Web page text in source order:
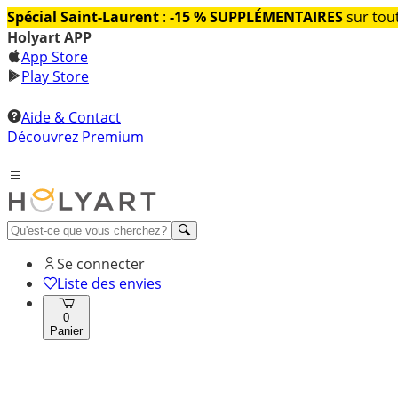
Spécial Saint-Laurent : -15 % SUPPLÉMENTAIRESsur
Holyart APP
App Store
Play Store
Aide & Contact
Découvrez Premium
Se connecter
Liste des envies
0
Panier